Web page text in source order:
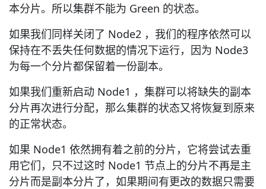
本分片。所以集群不能为 Green 的状态。
如果我们同样关闭了 Node2 ，我们的程序依然可以
保持在不丢失任何数据的情况下运行，因为 Node3
为每一个分片都保留着一份副本。
如果我们重新启动 Node1 ，集群可以将缺失的副本
分片再次进行分配，那么集群的状态又将恢复到原来
的正常状态。
如果 Node1 依然拥有着之前的分片，它将尝试去重
用它们，只不过这时 Node1 节点上的分片不再是主
分片而是副本分片了，如果期间有更改的数据只需要